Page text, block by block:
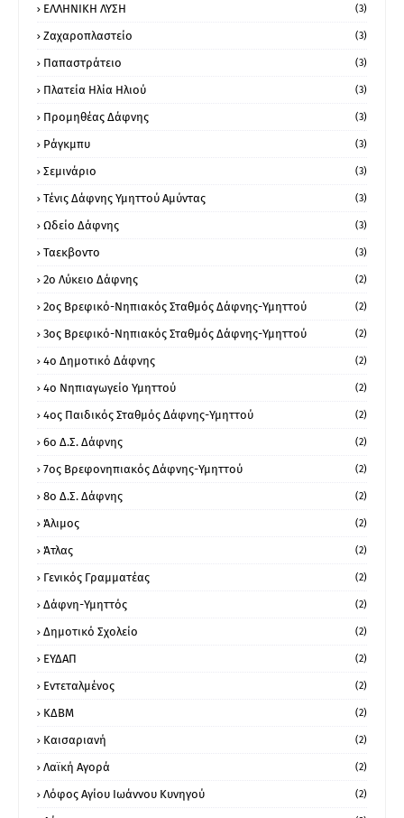
ΕΛΛΗΝΙΚΗ ΛΥΣΗ (3)
Ζαχαροπλαστείο (3)
Παπαστράτειο (3)
Πλατεία Ηλία Ηλιού (3)
Προμηθέας Δάφνης (3)
Ράγκμπυ (3)
Σεμινάριο (3)
Τένις Δάφνης Υμηττού Αμύντας (3)
Ωδείο Δάφνης (3)
Ταεκβοντο (3)
2ο Λύκειο Δάφνης (2)
2ος Βρεφικό-Νηπιακός Σταθμός Δάφνης-Υμηττού (2)
3ος Βρεφικό-Νηπιακός Σταθμός Δάφνης-Υμηττού (2)
4ο Δημοτικό Δάφνης (2)
4ο Νηπιαγωγείο Υμηττού (2)
4ος Παιδικός Σταθμός Δάφνης-Υμηττού (2)
6ο Δ.Σ. Δάφνης (2)
7ος Βρεφονηπιακός Δάφνης-Υμηττού (2)
8ο Δ.Σ. Δάφνης (2)
Άλιμος (2)
Άτλας (2)
Γενικός Γραμματέας (2)
Δάφνη-Υμηττός (2)
Δημοτικό Σχολείο (2)
ΕΥΔΑΠ (2)
Εντεταλμένος (2)
ΚΔΒΜ (2)
Καισαριανή (2)
Λαϊκή Αγορά (2)
Λόφος Αγίου Ιωάννου Κυνηγού (2)